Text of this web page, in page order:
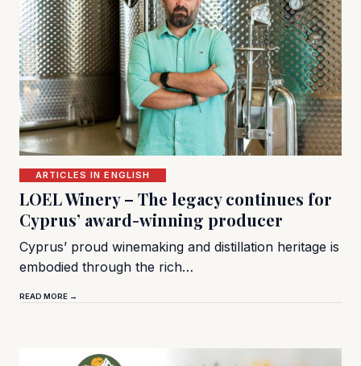
ARTICLES IN ENGLISH
LOEL Winery – The legacy continues for
Cyprus’ award-winning producer
Cyprus’ proud winemaking and distillation heritage is
embodied through the rich…
READ MORE →